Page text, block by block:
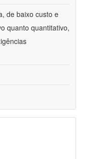
de baixo custo e
quanto quantitativo,